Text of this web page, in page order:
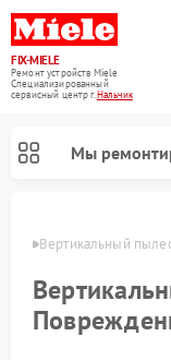
FIX-MIELE
Ремонт устройств Miele
Специализированный
cервисный центр г.Нальчик
Мы
Вертикальный